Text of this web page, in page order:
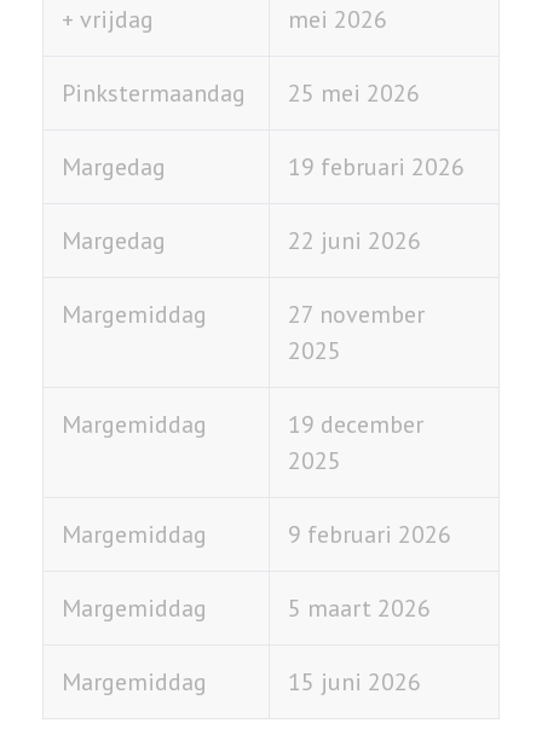
+ vrijdag
mei 2026
Pinkstermaandag 25 mei 2026
Margedag 19 februari 2026
Margedag 22 juni 2026
Margemiddag
27 november
2025
Margemiddag
19 december
2025
Margemiddag 9 februari 2026
Margemiddag 5 maart 2026
Margemiddag 15 juni 2026